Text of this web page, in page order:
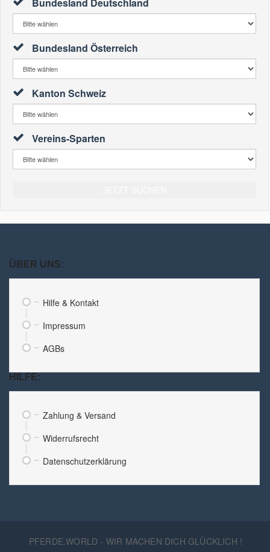
Bundesland Deutschland
Bundesland Österreich
Kanton Schweiz
Vereins-Sparten
ÜBER UNS:
Hilfe & Kontakt
Impressum
AGBs
HILFE:
Zahlung & Versand
Widerrufsrecht
Datenschutzerklärung
PFERDE.WORLD - WIR MACHEN DICH GLÜCKLICH !